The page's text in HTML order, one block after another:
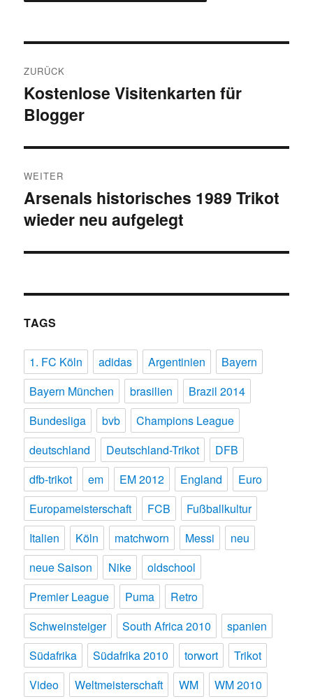
ZURÜCK
Vorheriger
Beitrag:
Kostenlose Visitenkarten für
Blogger
WEITER
Nächster
Beitrag:
Arsenals historisches 1989 Trikot
wieder neu aufgelegt
TAGS
1. FC Köln adidas Argentinien
Bayern
Bayern München
brasilien
Brazil 2014
Bundesliga
bvb
Champions League
deutschland
Deutschland-Trikot
DFB
dfb-trikot
em EM 2012 England
Euro
Europameisterschaft
FCB
Fußballkultur
Italien
Köln matchworn Messi
neu
neue Saison
Nike
oldschool
Premier League
Puma
Retro
Schweinsteiger
South Africa 2010
spanien
Südafrika
Südafrika 2010 torwort
Trikot
Video
Weltmeisterschaft WM WM 2010